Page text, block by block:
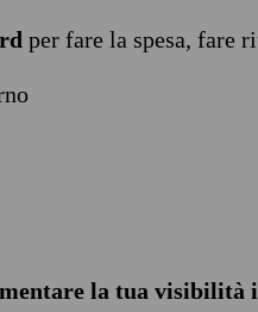
per fare la spesa, fare
la tua visibilità